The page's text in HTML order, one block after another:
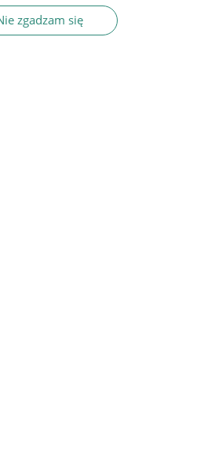
zgadzam się
młodego pokolenia w